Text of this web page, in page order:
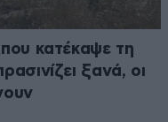
κατέκαψε τη
ξανά, οι